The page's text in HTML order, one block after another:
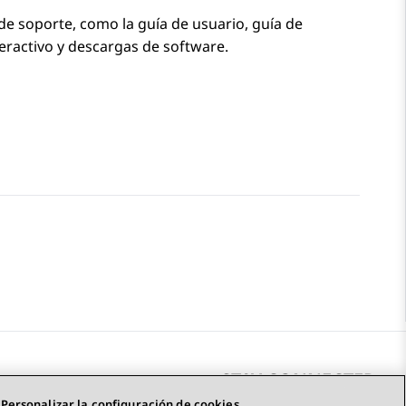
soporte, como la guía de usuario, guía de
y descargas de software.
STAY CONNECTED